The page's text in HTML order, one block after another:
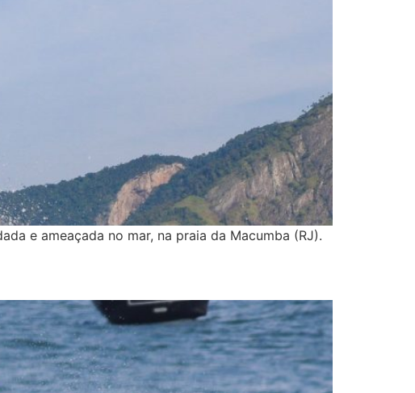
e ameaçada no mar, na praia da Macumba (RJ).